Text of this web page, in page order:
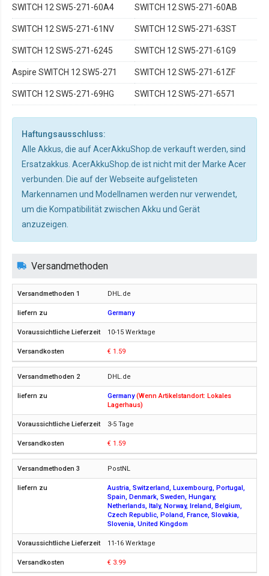
SWITCH 12 SW5-271-60A4 SWITCH 12 SW5-271-60AB
SWITCH 12 SW5-271-61NV SWITCH 12 SW5-271-63ST
SWITCH 12 SW5-271-6245 SWITCH 12 SW5-271-61G9
Aspire SWITCH 12 SW5-271 SWITCH 12 SW5-271-61ZF
SWITCH 12 SW5-271-69HG SWITCH 12 SW5-271-6571
Haftungsausschluss:
Alle Akkus, die auf AcerAkkuShop.de verkauft werden, sind
Ersatzakkus. AcerAkkuShop.de ist nicht mit der Marke Acer
verbunden. Die auf der Webseite aufgelisteten
Markennamen und Modellnamen werden nur verwendet,
um die Kompatibilität zwischen Akku und Gerät
anzuzeigen.
Versandmethoden
DHL.de
Germany
10-15 Werktage
€ 1.59
DHL.de
Germany(Wenn Artikelstandort: Lokales
Lagerhaus)
3-5 Tage
€ 1.59
PostNL
Austria, Switzerland, Luxembourg, Portugal,
Spain, Denmark, Sweden, Hungary,
Netherlands, Italy, Norway, Ireland, Belgium,
Czech Republic, Poland, France, Slovakia,
Slovenia, United Kingdom
11-16 Werktage
€ 3.99